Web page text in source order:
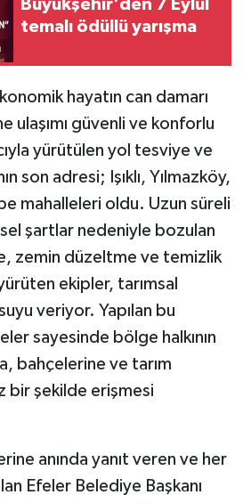
Büyükşehir'den 7 Eylül
temalı ödüllü yarışma
hayatın can damarı
ulaşımı güvenli ve konforlu
yürütülen yol tesviye ve
son adresi; Işıklı, Yılmazköy,
mahalleleri oldu. Uzun süreli
şartlar nedeniyle bozulan
zemin düzeltme ve temizlik
ekipler, tarımsal
veriyor. Yapılan bu
sayesinde bölge halkının
bahçelerine ve tarım
bir şekilde erişmesi
anında yanıt veren ve her
Efeler Belediye Başkanı